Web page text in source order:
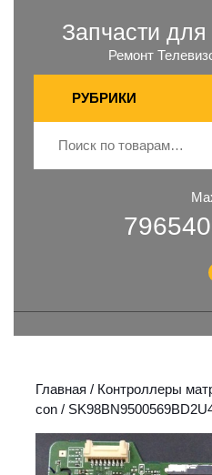
Запчасти для
Ремонт
РУБРИКИ
Главная / Контроллеры
con /